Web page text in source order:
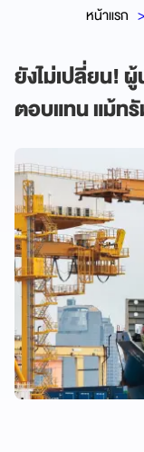
หน้าแรก
ยังไม่เปลี่ยน!
ตอบแทน แม้ท